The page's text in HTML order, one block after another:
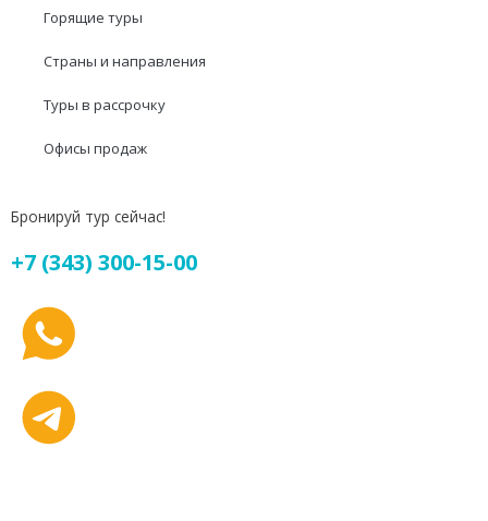
Горящие туры
Страны и направления
Туры в рассрочку
Офисы продаж
Бронируй тур сейчас!
+7 (343) 300-15-00